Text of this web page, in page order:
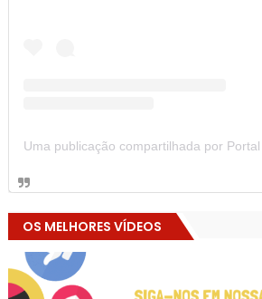
OS MELHORES VÍDEOS